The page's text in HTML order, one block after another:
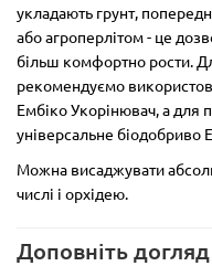
укладають грунт,
або агроперлітом - це
більш комфортно рости.
рекомендуємо
ЕмбікоУкорінювач, а для
універсальне біодобриво
Можна висаджувати
числі і орхідею.
Доповніть